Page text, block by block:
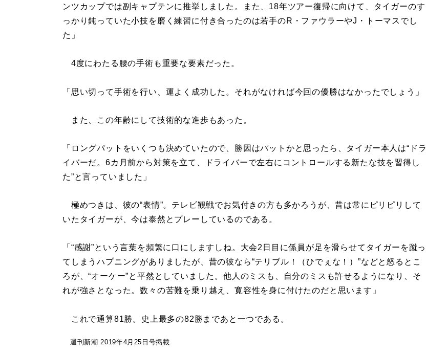
ンツカップでは副キャプテンに推挙しました。また、18年ツアー復帰に向けて、タイガーのす
っかり鈍っていた小技を磨く練習に付き合ったのは若手のR・ファウラーやJ・トーマスでし
た」
4度にわたる腰の手術も重要な要素だった。
「思い切って手術を行い、運よく成功した。それがなければ今回の優勝はなかったでしょう」
また、この年齢にして技術的な進歩もあった。
「ロングパットをいくつも決めていたので、勝因はパットかと思ったら、タイガー本人は“ドラ
イバーだ。6カ月前から対策を立て、ドライバーで左右にコントロールする新たな技を習得し
た”と言っていました」
極めつきは、彼の“表情”。テレビ観戦でお気付きの方も多かろうが、昔は常にピリピリして
いたタイガーが、今は泰然とプレーしているのである。
「“感謝”という言葉を頻繁に口にしますしね。大会2日目に係員が足を滑らせてタイガーを蹴っ
てしまうハプニングがありましたが、昔の彼なら“テリブル！（ひでぇな！）”などと怒るとこ
ろが、“オーケー”と平然としていました。他人のミスも、自分のミスも許せるようになり、そ
れが強さとなった。数々の苦難を乗り越え、寛容性を身に付けたのだと思います」
これで通算81勝。史上最多の82勝まであと一つである。
週刊新潮 2019年4月25日号掲載